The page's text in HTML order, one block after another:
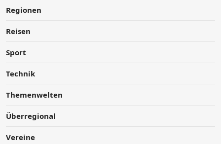
Regionen
Reisen
Sport
Technik
Themenwelten
Überregional
Vereine